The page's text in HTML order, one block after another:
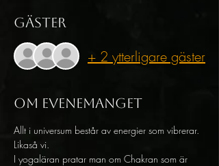
Gäster
+ 2 ytterligare gäster
Om evenemanget
Allt i universum består av energier som vibrerar.
Likaså vi.
I yogaläran pratar man om Chakran som är